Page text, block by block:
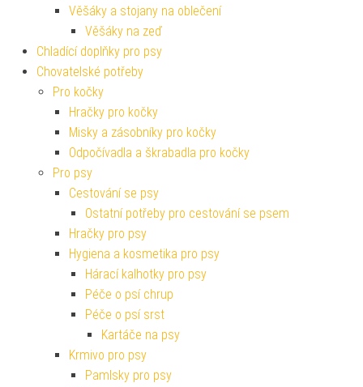
Věšáky a stojany na oblečení
Věšáky na zeď
Chladící doplňky pro psy
Chovatelské potřeby
Pro kočky
Hračky pro kočky
Misky a zásobníky pro kočky
Odpočívadla a škrabadla pro kočky
Pro psy
Cestování se psy
Ostatní potřeby pro cestování se psem
Hračky pro psy
Hygiena a kosmetika pro psy
Hárací kalhotky pro psy
Péče o psí chrup
Péče o psí srst
Kartáče na psy
Krmivo pro psy
Pamlsky pro psy